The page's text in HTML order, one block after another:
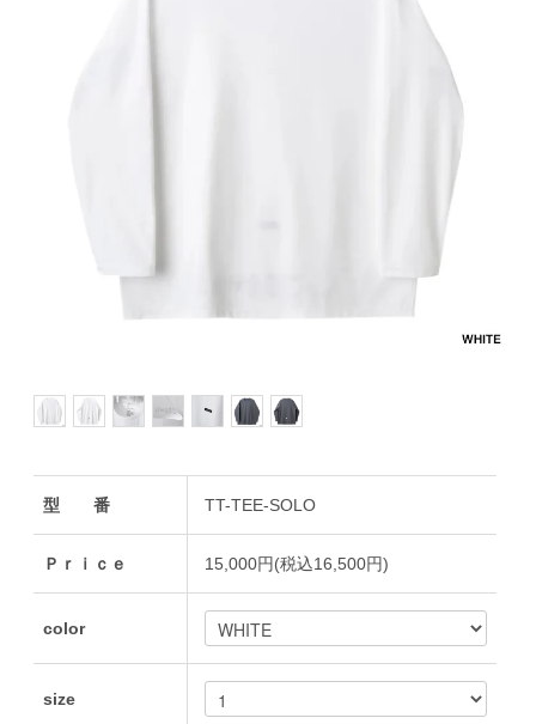
型 番 TT-TEE-SOLO
Ｐｒｉｃｅ 15,000円(税込16,500円)
color
size